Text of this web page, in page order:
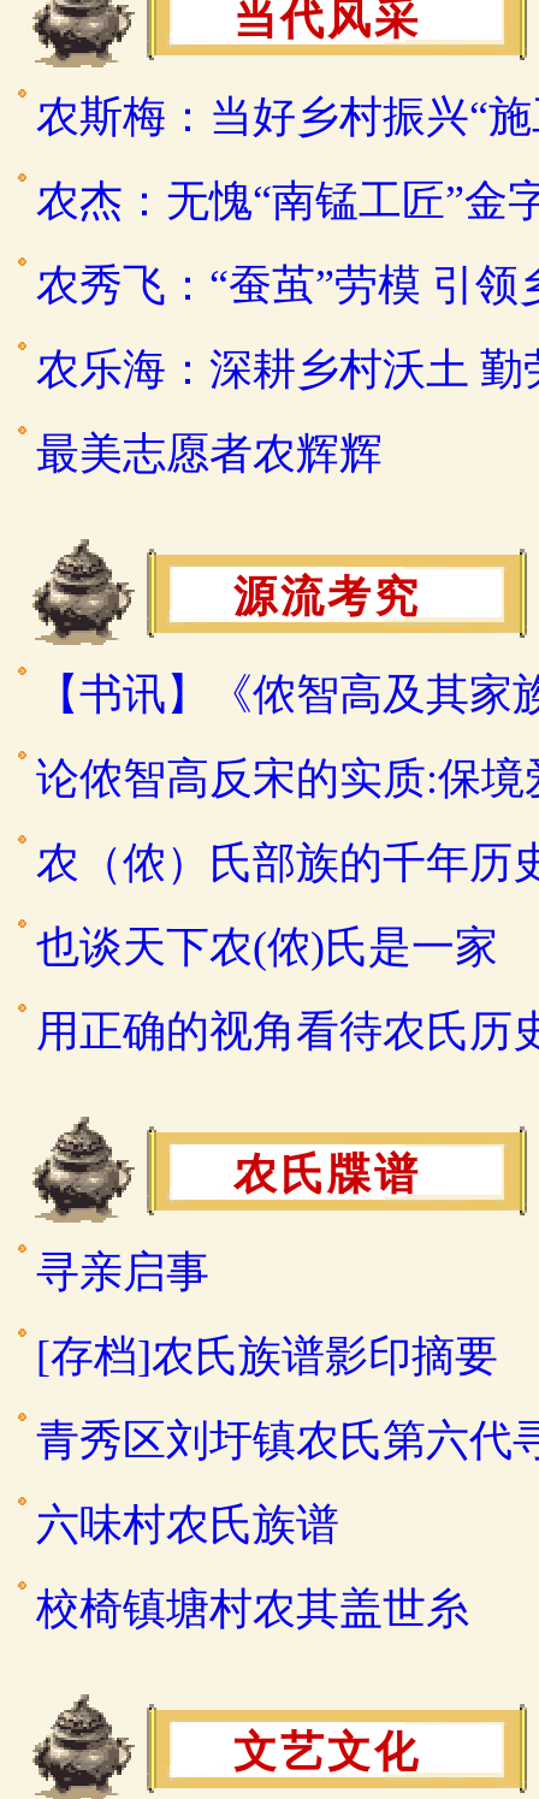
当代风采
农斯梅：当好乡村振兴“
农杰：无愧“南锰工匠”金
农秀飞：“蚕茧”劳模 引
农乐海：深耕乡村沃土
最美志愿者农辉辉
源流考究
【书讯】《侬智高及其
论侬智高反宋的实质:保
农（侬）氏部族的千年历
也谈天下农(侬)氏是一家
用正确的视角看待农氏
农氏牒谱
寻亲启事
[存档]农氏族谱影印摘要
青秀区刘圩镇农氏第六代
六味村农氏族谱
校椅镇塘村农其盖世糸
文艺文化